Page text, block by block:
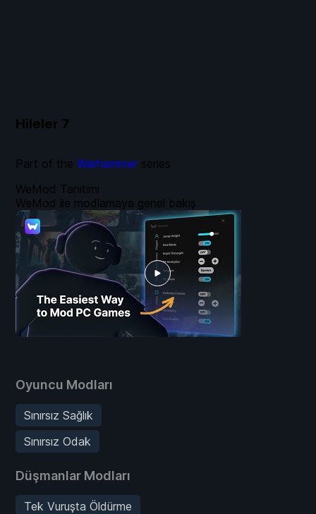
Hileler 7
Oyuncu Modları
Sınırsız Sağlık
Sınırsız Odak
Düşmanlar Modları
Tek Vuruşta Öldürme
WeMod Tanıtımı
WeMod ile modlamaya genel bakış
Part of the Warhammer series